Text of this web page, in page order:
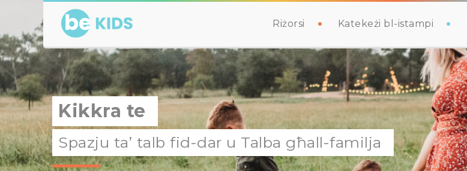
Riżorsi Katekeżi bl-istampi
Kikkra te
Spazju ta’ talb fid-dar u Talba għall-familja